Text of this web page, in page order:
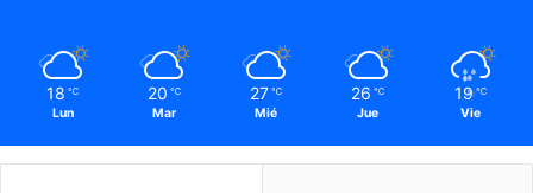
18 ℃
Lun
20 ℃
Mar
27 ℃
Mié
26 ℃
Jue
19 ℃
Vie